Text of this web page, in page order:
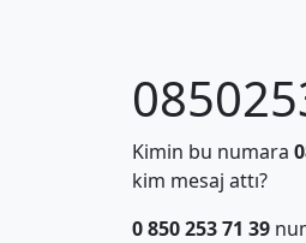
Kimin bu numara
kim mesaj attı?
0 850 253 71 39